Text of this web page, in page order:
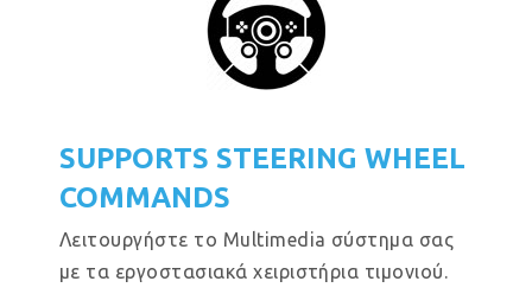
SUPPORTS STEERING WHEEL
COMMANDS
Λειτουργήστε το Multimedia σύστημα σας
με τα εργοστασιακά χειριστήρια τιμονιού.